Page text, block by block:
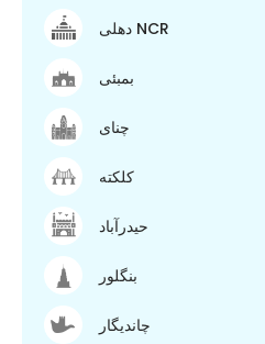
دهلی NCR
بمبئی
چنای
کلکته
حیدرآباد
بنگلور
چاندیگار